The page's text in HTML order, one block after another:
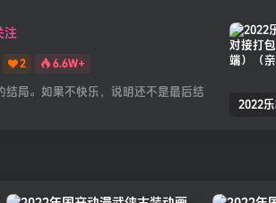
注
2 6.6W+
结局。如果不快乐，说明还不是最后结